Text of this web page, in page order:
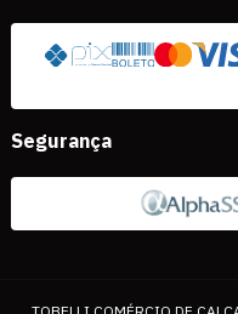
Segurança